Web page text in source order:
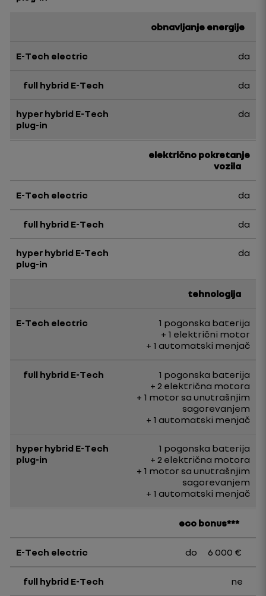
obnavljanje energije
da
da
da
električno pokretanje
vozila
da
da
da
tehnologija
1 pogonska baterija
+ 1 električni motor
+ 1 automatski menjač
1 pogonska baterija
+ 2 električna motora
+ 1 motor sa unutrašnjim
sagorevanjem
+ 1 automatski menjač
1 pogonska baterija
+ 2 električna motora
+ 1 motor sa unutrašnjim
sagorevanjem
+ 1 automatski menjač
eco bonus***
do 6 000 €
ne